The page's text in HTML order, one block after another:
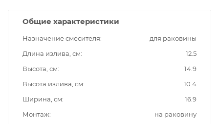
Общие характеристики
Назначение смесителя
для раковины
Длина излива, см
12.5
Высота, см
14.9
Высота излива, см
10.4
Ширина, см
16.9
Монтаж
на раковину